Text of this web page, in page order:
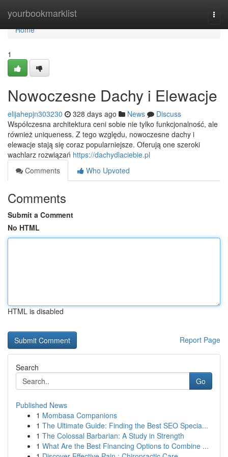
yourbookmarklist
Home
Home
1
Nowoczesne Dachy i Elewacje
elijahepjn303230 328 days ago News
Discuss
Współczesna architektura ceni sobie nie tylko funkcjonalność, ale
również uniqueness. Z tego względu, nowoczesne dachy i
elewacje stają się coraz popularniejsze. Oferują one szeroki
wachlarz rozwiązań https://dachydlaciebie.pl
Comments
Who Upvoted
Comments
Submit a Comment
No HTML
HTML is disabled
Report Page
Search
Go
Published News
1 Mombasa Companions
1 The Ultimate Guide: Finding the Best SEO Specia...
1 The Colossal Barbarian: A Study in Strength
1 What Are the Best Financing Options to Combine ...